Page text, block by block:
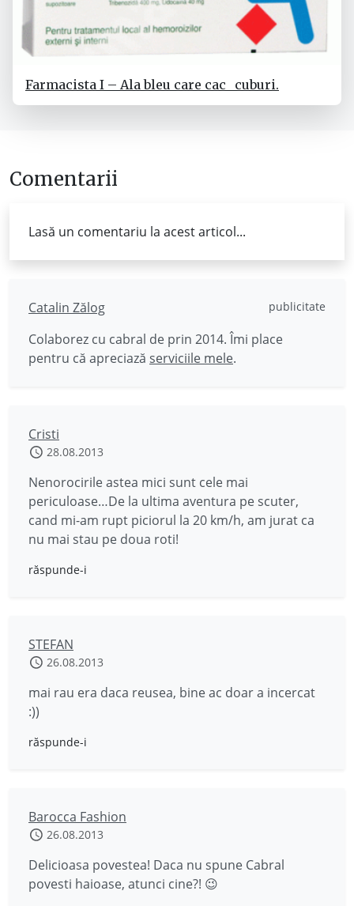
Farmacista I – Ala bleu care cac_ cuburi.
Comentarii
Lasă un comentariu la acest articol...
Catalin Zălog publicitate
Colaborez cu cabral de prin 2014. Îmi place
pentru că apreciază serviciile mele.
Cristi
28.08.2013
Nenorocirile astea mici sunt cele mai
periculoase…De la ultima aventura pe scuter,
cand mi-am rupt piciorul la 20 km/h, am jurat ca
nu mai stau pe doua roti!
răspunde-i
STEFAN
26.08.2013
mai rau era daca reusea, bine ac doar a incercat
:))
răspunde-i
Barocca Fashion
26.08.2013
Delicioasa povestea! Daca nu spune Cabral
povesti haioase, atunci cine?! 😉